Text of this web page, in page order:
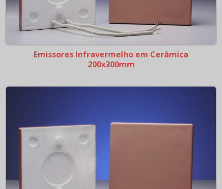
Capas de isolamento térmico para extrusoras
Estufas e Fornos
Isoladores e Suporte em cerâmica
Resistências Flexíveis
Emissores Infravermelho em Cerâmica
200x300mm